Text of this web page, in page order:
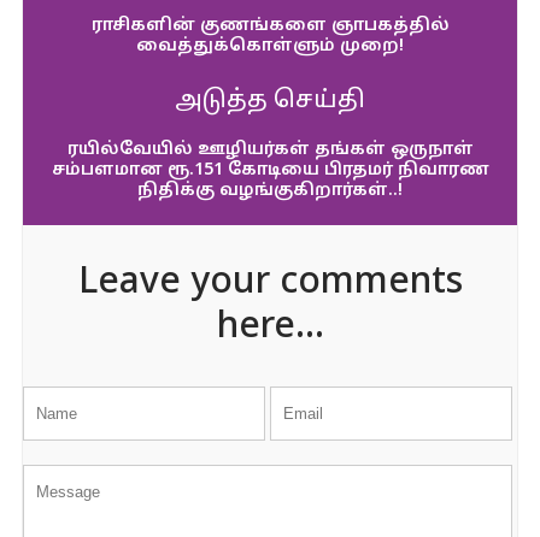
ராசிகளின் குணங்களை ஞாபகத்தில்
வைத்துக்கொள்ளும் முறை!
அடுத்த செய்தி
ரயில்வேயில் ஊழியர்கள் தங்கள் ஒருநாள்
சம்பளமான ரூ.151 கோடியை பிரதமர் நிவாரண
நிதிக்கு வழங்குகிறார்கள்..!
Leave your comments
here...